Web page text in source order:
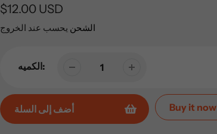
السعر
العادي
$12.00 USD
الشحن يحسب عند الخروج
الكميه:
أضف إلى السلة Buy it now